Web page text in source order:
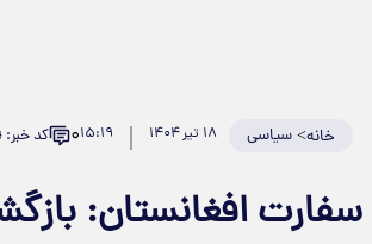
خانه>سیاسی ۱۸ تیر ۱۴۰۴ ۱۵:۱۹۰ کد خبر: 931744
سفارت افغانستان: